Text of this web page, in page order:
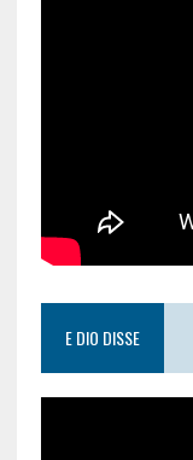
E DIO DISSE